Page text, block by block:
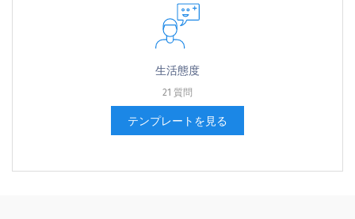
生活態度
21 質問
テンプレートを見る